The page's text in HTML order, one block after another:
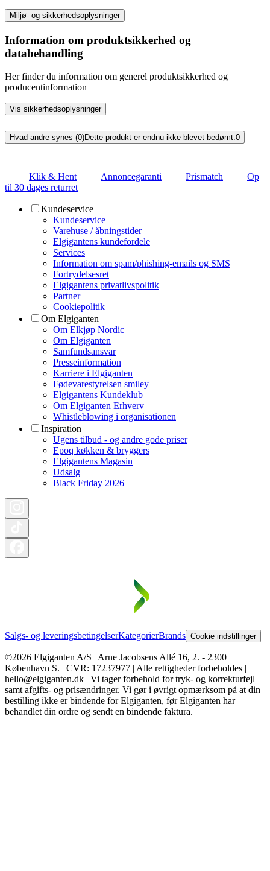
Miljø- og sikkerhedsoplysninger
Information om produktsikkerhed og
databehandling
Her finder du information om generel produktsikkerhed og
producentinformation
Vis sikkerhedsoplysninger
Hvad andre synes (0)Dette produkt er endnu ikke blevet bedømt.0
Klik & Hent Annoncegaranti Prismatch
Op
til 30 dages returret
Kundeservice
Kundeservice
Varehuse / åbningstider
Elgigantens kundefordele
Services
Information om spam/phishing-emails og SMS
Fortrydelsesret
Elgigantens privatlivspolitik
Partner
Cookiepolitik
Om Elgiganten
Om Elkjøp Nordic
Om Elgiganten
Samfundsansvar
Presseinformation
Karriere i Elgiganten
Fødevarestyrelsen smiley
Elgigantens Kundeklub
Om Elgiganten Erhverv
Whistleblowing i organisationen
Inspiration
Ugens tilbud - og andre gode priser
Epoq køkken & bryggers
Elgigantens Magasin
Udsalg
Black Friday 2026
Salgs- og leveringsbetingelserKategorierBrands Cookie indstillinger
©2026 Elgiganten A/S | Arne Jacobsens Allé 16, 2. - 2300
København S. | CVR: 17237977 | Alle rettigheder forbeholdes |
hello@elgiganten.dk | Vi tager forbehold for tryk- og korrekturfejl
samt afgifts- og prisændringer. Vi gør i øvrigt opmærksom på at din
bestilling ikke er bindende for Elgiganten, før Elgiganten har
behandlet din ordre og sendt en bindende faktura.